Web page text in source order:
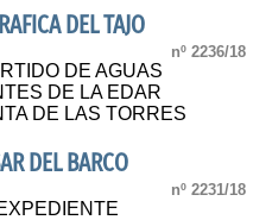
DEL TAJO
nº 2236/18
DE AGUAS
DE LA EDAR
DE LAS TORRES
DEL BARCO
nº 2231/18